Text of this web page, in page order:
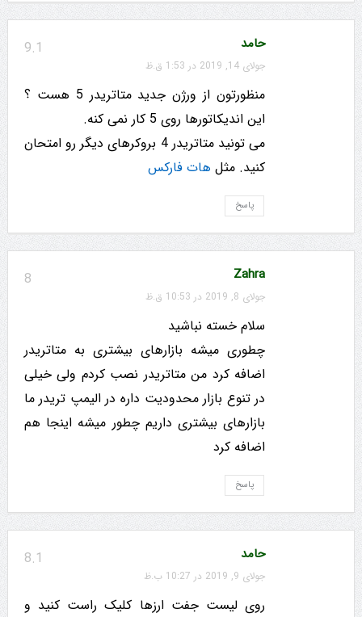
9.1 حامد
جولای 14, 2019 در 1:53 ق.ظ
منظورتون از ورژن جدید متاتریدر 5 هست ؟
این اندیکاتورها روی 5 کار نمی کنه.
می تونید متاتریدر 4 بروکرهای دیگر رو امتحان
کنید. مثل هات فارکس
پاسخ
8 Zahra
جولای 8, 2019 در 10:53 ق.ظ
سلام خسته نباشید
چطوری میشه بازارهای بیشتری به متاتریدر
اضافه کرد من متاتریدر نصب کردم ولی خیلی
در تنوع بازار محدودیت داره در الیمپ تریدر ما
بازارهای بیشتری داریم چطور میشه اینجا هم
اضافه کرد
پاسخ
8.1 حامد
جولای 9, 2019 در 10:27 ب.ظ
روی لیست جفت ارزها کلیک راست کنید و